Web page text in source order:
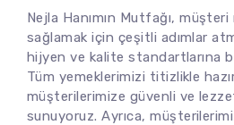
Nejla Hanımın Mutfağı,
sağlamak için çeşitli adımlar
hijyen ve kalite standartlarına
Tüm yemeklerimizi titizlikle
müşterilerimize güvenli ve
sunuyoruz. Ayrıca,